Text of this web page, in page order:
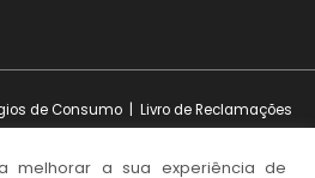
de Consumo| Livro de Reclamações
melhorar a sua experiência de